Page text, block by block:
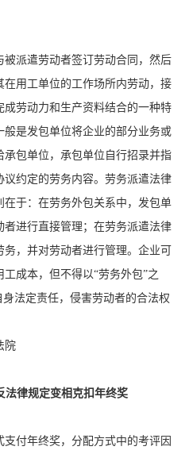
派遣劳动者签订劳动合同，然后
用工单位的工作场所内劳动，接
劳动力和生产资料结合的一种特
是发包单位将企业的部分业务或
包单位，承包单位自行招录并指
约定的劳务内容。劳务派遣法律
于：在劳务外包关系中，发包单
进行直接管理；在劳务派遣法律
，并对劳动者进行管理。企业可
成本，但不得以“劳务外包”之
法定责任，侵害劳动者的合法权
院
法律规定变相克扣年终奖
付年终奖，分配方式中的考评因